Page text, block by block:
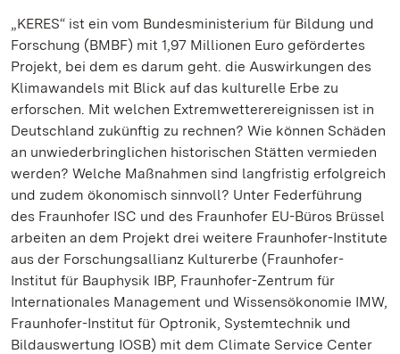
„KERES“ ist ein vom Bundesministerium für Bildung und
Forschung (BMBF) mit 1,97 Millionen Euro gefördertes
Projekt, bei dem es darum geht. die Auswirkungen des
Klimawandels mit Blick auf das kulturelle Erbe zu
erforschen. Mit welchen Extremwetterereignissen ist in
Deutschland zukünftig zu rechnen? Wie können Schäden
an unwiederbringlichen historischen Stätten vermieden
werden? Welche Maßnahmen sind langfristig erfolgreich
und zudem ökonomisch sinnvoll? Unter Federführung
des Fraunhofer ISC und des Fraunhofer EU-Büros Brüssel
arbeiten an dem Projekt drei weitere Fraunhofer-Institute
aus der Forschungsallianz Kulturerbe (Fraunhofer-
Institut für Bauphysik IBP, Fraunhofer-Zentrum für
Internationales Management und Wissensökonomie IMW,
Fraunhofer-Institut für Optronik, Systemtechnik und
Bildauswertung IOSB) mit dem Climate Service Center